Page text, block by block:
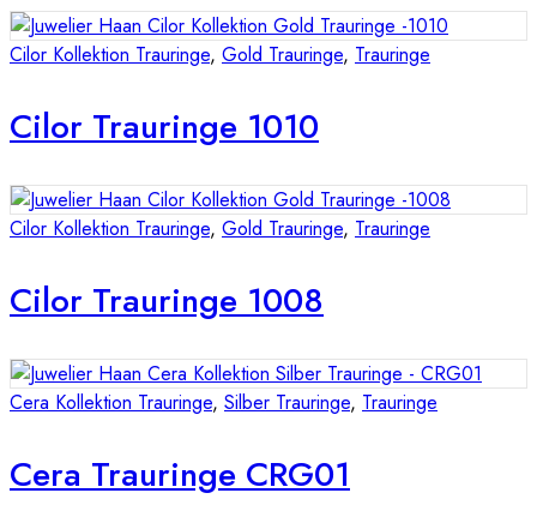
Cilor Kollektion Trauringe, Gold Trauringe, Trauringe
Cilor Trauringe 1010
Cilor Kollektion Trauringe, Gold Trauringe, Trauringe
Cilor Trauringe 1008
Cera Kollektion Trauringe, Silber Trauringe, Trauringe
Cera Trauringe CRG01